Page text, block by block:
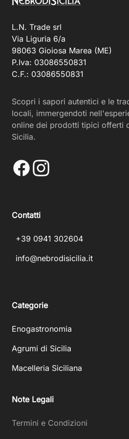
L.N. Trade srl
Via Liguria 6/a
98063 Gioiosa Marea (ME)
P.Iva: 03086550831
C.F.: 03086550831
Scopri i sapori autentici e le
locali, immergendoti
online dei prodotti tipici offerti
Sicilia.
FacebookInstagram
Contatti
+39 0941 302604
info@nebrodisicilia.it
Categorie
Enogastronomia
Agrumi di Sicilia
Macelleria Siciliana
Note Legali
Termini e Condizioni